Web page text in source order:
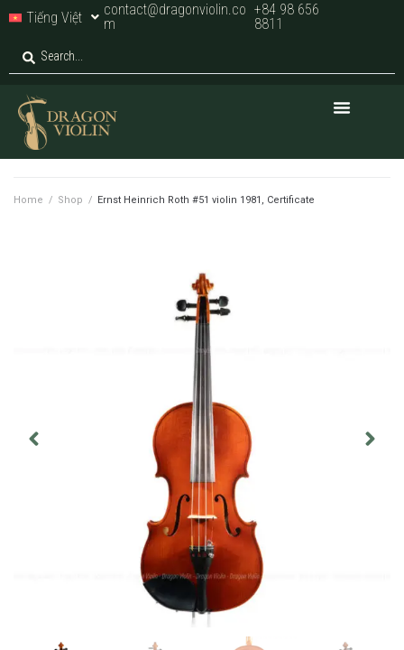
Tiếng Việt
contact@dragonviolin.co
m
+84 98 656
8811
Home / Shop / Ernst Heinrich Roth #51 violin 1981, Certificate